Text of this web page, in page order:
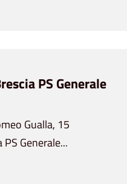
PS Generale
Gualla, 15
Generale...